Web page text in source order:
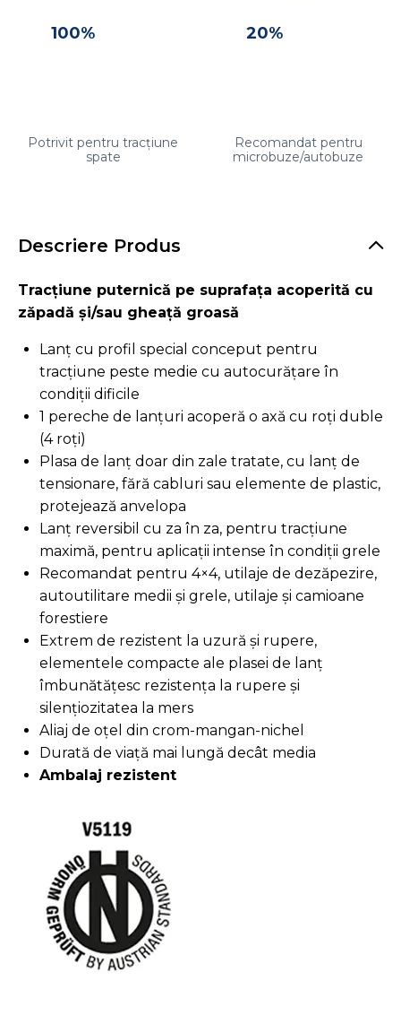
100%
Potrivit pentru tracțiune
spate
20%
Recomandat pentru
microbuze/autobuze
Descriere Produs
Tracțiune puternică pe suprafața acoperită cu
zăpadă și/sau gheață groasă
Lanț cu profil special conceput pentru
tracțiune peste medie cu autocurățare în
condiții dificile
1 pereche de lanțuri acoperă o axă cu roți duble
(4 roți)
Plasa de lanț doar din zale tratate, cu lanț de
tensionare, fără cabluri sau elemente de plastic,
protejează anvelopa
Lanț reversibil cu za în za, pentru tracțiune
maximă, pentru aplicații intense în condiții grele
Recomandat pentru 4×4, utilaje de dezăpezire,
autoutilitare medii și grele, utilaje și camioane
forestiere
Extrem de rezistent la uzură și rupere,
elementele compacte ale plasei de lanț
îmbunătățesc rezistența la rupere și
silențiozitatea la mers
Aliaj de oțel din crom-mangan-nichel
Durată de viață mai lungă decât media
Ambalaj rezistent